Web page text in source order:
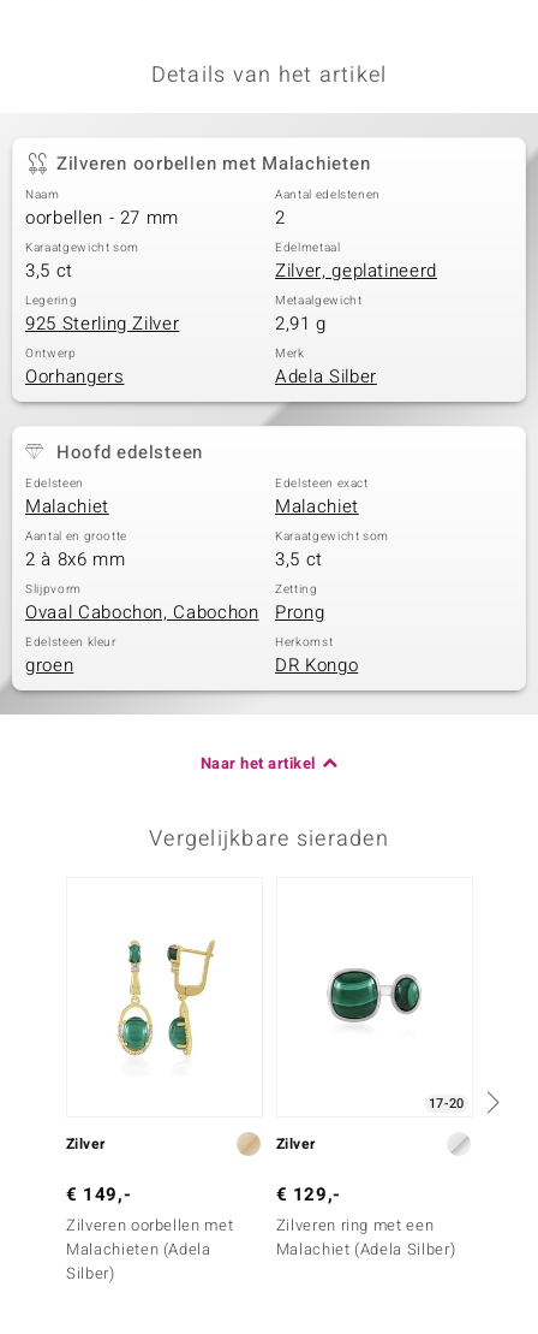
Details van het artikel
Zilveren oorbellen met Malachieten
Naam
oorbellen - 27 mm
Aantal edelstenen
2
Karaatgewicht som
3,5 ct
Edelmetaal
Zilver, geplatineerd
Legering
925 Sterling Zilver
Metaalgewicht
2,91 g
Ontwerp
Oorhangers
Merk
Adela Silber
Hoofd edelsteen
Edelsteen
Malachiet
Edelsteen exact
Malachiet
Aantal en grootte
2 à 8x6 mm
Karaatgewicht som
3,5 ct
Slijpvorm
Ovaal Cabochon, Cabochon
Zetting
Prong
Edelsteen kleur
groen
Herkomst
DR Kongo
Naar het artikel
Vergelijkbare sieraden
Zilver
€ 149,-
Zilveren oorbellen met
Malachieten (Adela
Silber)
17-20
Zilver
€ 129,-
Zilveren ring met een
Malachiet (Adela Silber)